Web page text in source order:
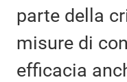
parte della
misure di
efficacia